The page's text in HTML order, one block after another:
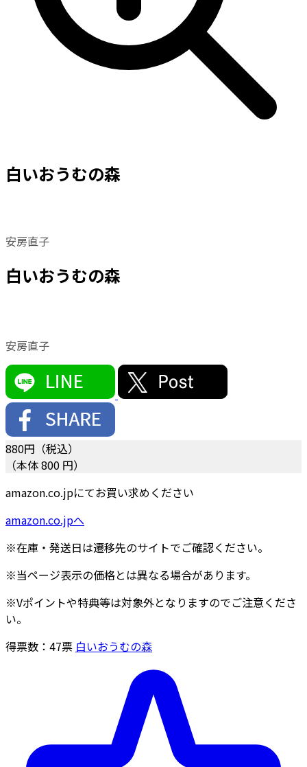
白いおうむの森
安房直子
白いおうむの森
安房直子
880円（税込）
（本体 800 円）
amazon.co.jpにてお買い求めください
amazon.co.jpへ
※在庫・発送日は遷移先のサイトでご確認ください。
※当ページ表示の価格とは異なる場合があります。
※Vポイントや特典等は対象外となりますのでご注意くださ
い。
得票数： 47票 白いおうむの森